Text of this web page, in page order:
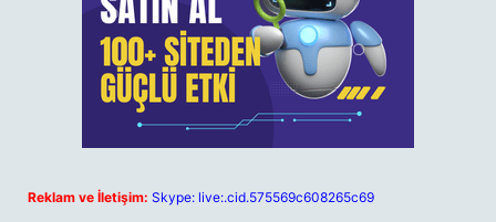
Reklam ve İletişim: Skype: live:.cid.575569c608265c69